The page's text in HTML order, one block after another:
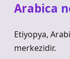
Arabica
Etiyopya,
merkezidir.